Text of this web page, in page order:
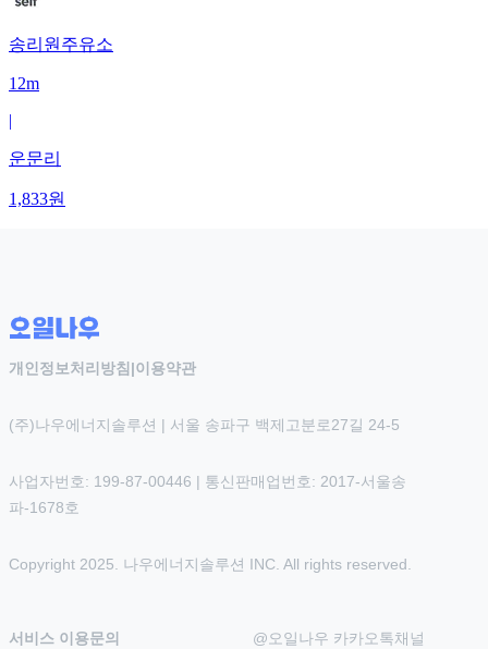
송리원주유소
12m
|
운문리
1,833원
개인정보처리방침 |이용약관
(주)나우에너지솔루션 | 서울 송파구 백제고분로27길 24-5
사업자번호: 199-87-00446 | 통신판매업번호: 2017-서울송
파-1678호
Copyright 2025. 나우에너지솔루션 INC. All rights reserved.
서비스 이용문의
@오일나우 카카오톡채널